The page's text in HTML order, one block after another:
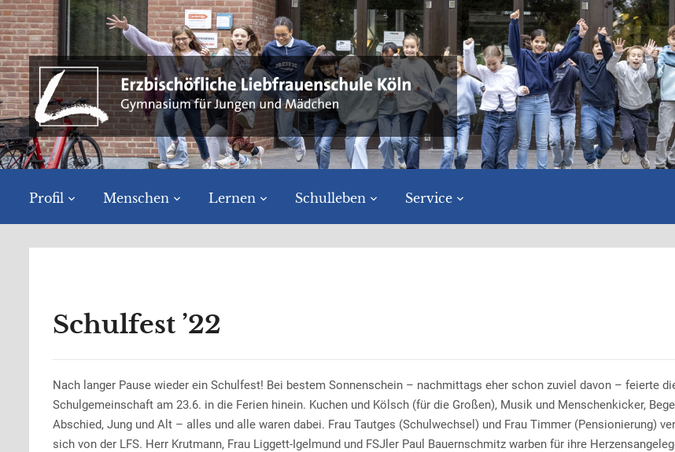
Profil Menschen Lernen Schulleben Service
Schulfest ’22
Nach langer Pause wieder ein Schulfest! Bei bestem Sonnenschein – nachmittags eher schon zuviel davon – feierte
Schulgemeinschaft am 23.6. in die Ferien hinein. Kuchen und Kölsch (für die Großen), Musik und Menschenkicker,
Abschied, Jung und Alt – alles und alle waren dabei. Frau Tautges (Schulwechsel) und Frau Timmer (Pensionierung)
sich von der LFS. Herr Krutmann, Frau Liggett-Igelmund und FSJler Paul Bauernschmitz warben für ihre